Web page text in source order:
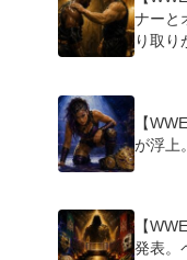
ナーと
り取り
【
が浮上
【
発表。